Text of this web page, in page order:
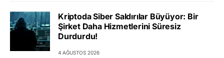
Kriptoda Siber Saldırılar Büyüyor: Bir
Şirket Daha Hizmetlerini Süresiz
Durdurdu!
4 AĞUSTOS 2026